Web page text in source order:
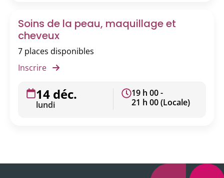
Soins de la peau, maquillage et
cheveux
7 places disponibles
Inscrire
14 déc.
lundi
19 h 00 -
21 h 00 (Locale)